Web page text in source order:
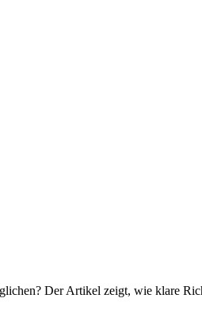
Der Artikel zeigt, wie klare